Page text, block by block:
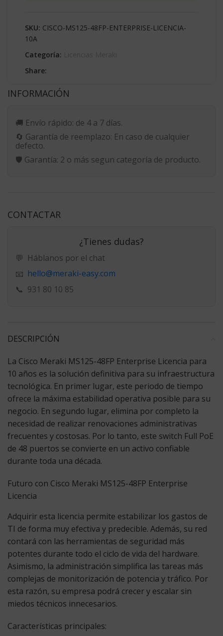
SKU: CISCO-MS125-48FP-ENTERPRISE-LICENCIA-
10A
Categoría:
Share:
INFORMACIÓN
🚚 Envío rápido: de 4 a 7 días.
🔄 Garantía de reemplazo: En caso de cualquier
defecto.
🛡️ Garantía: 2 o más segun categoría de producto.
CONTACTAR
¿Tienes dudas?
💬 Háblanos por el chat
📧 hello@meraki-easy.com
📞 931 80 10 85
DESCRIPCIÓN
La Cisco Meraki MS125-48FP Enterprise Licencia para
10 años es la solución definitiva para su infraestructura
tecnológica. En primer lugar, este periodo de tiempo
ofrece la máxima estabilidad operativa posible para su
negocio. En segundo lugar, elimina por completo la
necesidad de realizar renovaciones administrativas
frecuentes y costosas. Por lo tanto, este switch Full PoE
de 48 puertos se convierte en un activo confiable
durante toda una década.
Futuro con Cisco Meraki MS125-48FP Enterprise
Licencia
Adquirir esta licencia permite estabilizar los gastos de
TI de forma muy efectiva y predecible. Además, su red
contará con las herramientas de seguridad más
potentes durante todo el ciclo de vida del hardware.
Asimismo, la administración simplifica las tareas más
complejas de monitorización de potencia y tráfico. Por
esta razón, su empresa podrá crecer y escalar sin
miedos técnicos innecesarios.
Características principales: